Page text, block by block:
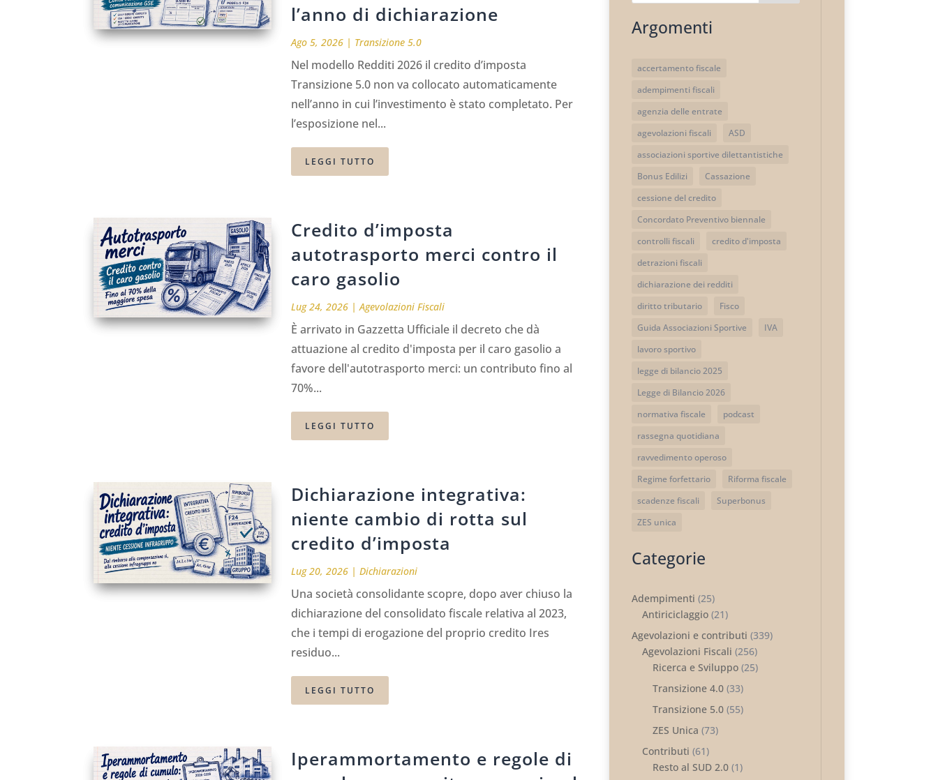
l’anno di dichiarazione
Ago 5, 2026| Transizione 5.0
Nel modello Redditi 2026 il credito d’imposta
Transizione 5.0 non va collocato automaticamente
nell’anno in cui l’investimento è stato completato. Per
l’esposizione nel...
LEGGI TUTTO
Credito d’imposta
autotrasporto merci contro il
caro gasolio
Lug 24, 2026|Agevolazioni Fiscali
È arrivato in Gazzetta Ufficiale il decreto che dà
attuazione al credito d'imposta per il caro gasolio a
favore dell'autotrasporto merci: un contributo fino al
70%...
LEGGI TUTTO
Dichiarazione integrativa:
niente cambio di rotta sul
credito d’imposta
Lug 20, 2026| Dichiarazioni
Una società consolidante scopre, dopo aver chiuso la
dichiarazione del consolidato fiscale relativa al 2023,
che i tempi di erogazione del proprio credito Ires
residuo...
LEGGI TUTTO
Iperammortamento e regole di
Argomenti
accertamento fiscale
adempimenti fiscali
agenzia delle entrate
agevolazioni fiscali
ASD
associazioni sportive dilettantistiche
Bonus Edilizi
Cassazione
cessione del credito
Concordato Preventivo biennale
controlli fiscali
credito d'imposta
detrazioni fiscali
dichiarazione dei redditi
diritto tributario
Fisco
Guida Associazioni Sportive
IVA
lavoro sportivo
legge di bilancio 2025
Legge di Bilancio 2026
normativa fiscale
podcast
rassegna quotidiana
ravvedimento operoso
Regime forfettario
Riforma fiscale
scadenze fiscali
Superbonus
ZES unica
Categorie
Adempimenti (25)
Antiriciclaggio(21)
Agevolazioni e contributi (339)
Agevolazioni Fiscali (256)
Ricerca e Sviluppo(25)
Transizione 4.0(33)
Transizione 5.0(55)
ZES Unica (73)
Contributi (61)
Resto al SUD 2.0(1)